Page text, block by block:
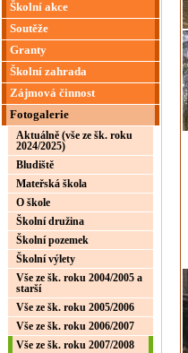
Školní akce
Soutěže
Granty
Školní zahrada
Zájmová činnost
Fotogalerie
Aktuálně (vše ze šk. roku
2024/2025)
Bludiště
Mateřská škola
O škole
Školní družina
Školní pozemek
Školní výlety
Vše ze šk. roku 2004/2005 a
starší
Vše ze šk. roku 2005/2006
Vše ze šk. roku 2006/2007
Vše ze šk. roku 2007/2008